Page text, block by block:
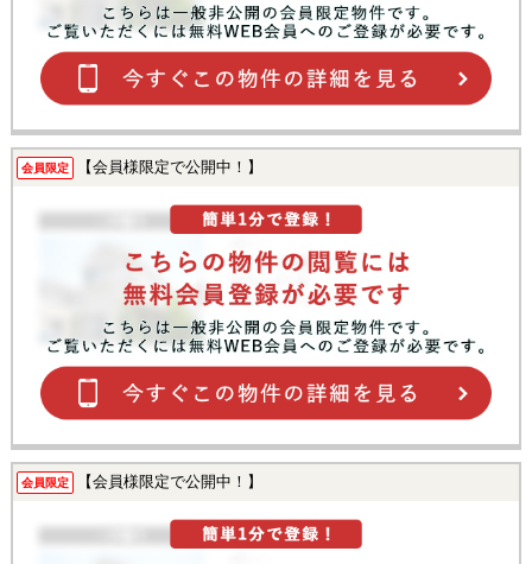
会員限定 【会員様限定で公開中！】
会員限定 【会員様限定で公開中！】